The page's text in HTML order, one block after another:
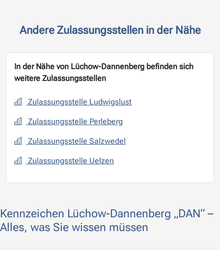
Andere Zulassungsstellen in der Nähe
In der Nähe von Lüchow-Dannenberg befinden sich
weitere Zulassungsstellen
Zulassungsstelle Ludwigslust
Zulassungsstelle Perleberg
Zulassungsstelle Salzwedel
Zulassungsstelle Uelzen
Kennzeichen Lüchow-Dannenberg „DAN“ –
Alles, was Sie wissen müssen